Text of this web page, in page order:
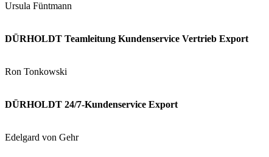
Ursula Füntmann
DÜRHOLDT Teamleitung Kundenservice Vertrieb Export
Ron Tonkowski
DÜRHOLDT 24/7-Kundenservice Export
Edelgard von Gehr